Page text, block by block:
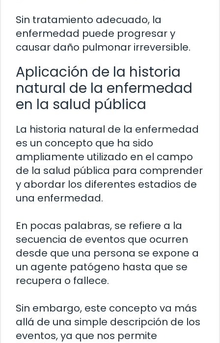
Sin tratamiento adecuado, la
enfermedad puede progresar y
causar daño pulmonar irreversible.
Aplicación de la historia
natural de la enfermedad
en la salud pública
La historia natural de la enfermedad
es un concepto que ha sido
ampliamente utilizado en el campo
de la salud pública para comprender
y abordar los diferentes estadios de
una enfermedad.
En pocas palabras, se refiere a la
secuencia de eventos que ocurren
desde que una persona se expone a
un agente patógeno hasta que se
recupera o fallece.
Sin embargo, este concepto va más
allá de una simple descripción de los
eventos, ya que nos permite